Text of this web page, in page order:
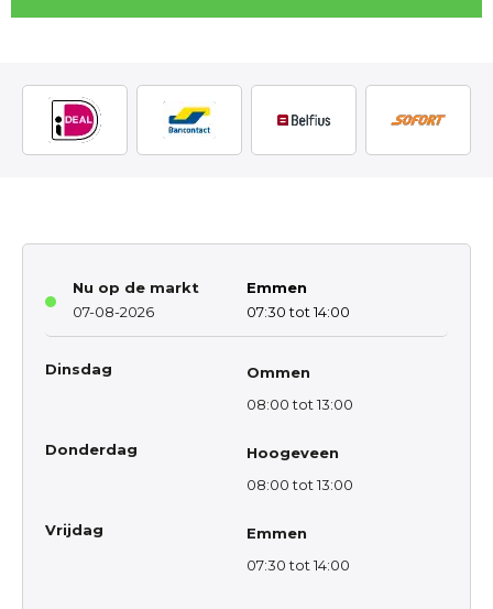
Nu op de markt
07-08-2026
Emmen
07:30 tot 14:00
Dinsdag
Ommen
08:00 tot 13:00
Donderdag
Hoogeveen
08:00 tot 13:00
Vrijdag
Emmen
07:30 tot 14:00